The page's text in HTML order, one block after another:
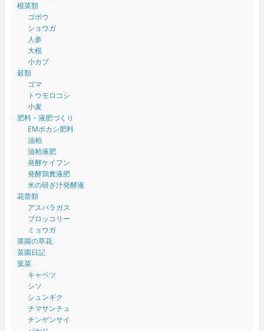
根菜類
ゴボウ
ショウガ
人参
大根
小カブ
穀類
ゴマ
トウモロコシ
小麦
肥料・液肥づくり
EMボカシ肥料
油粕
油粕液肥
発酵ケイフン
発酵鶏糞液肥
米の研ぎ汁発酵液
花蕾類
アスパラガス
ブロッコリー
ミョウガ
菜園の草花
菜園日記
葉菜
キャベツ
シソ
シュンギク
チマサンチュ
チンゲンサイ